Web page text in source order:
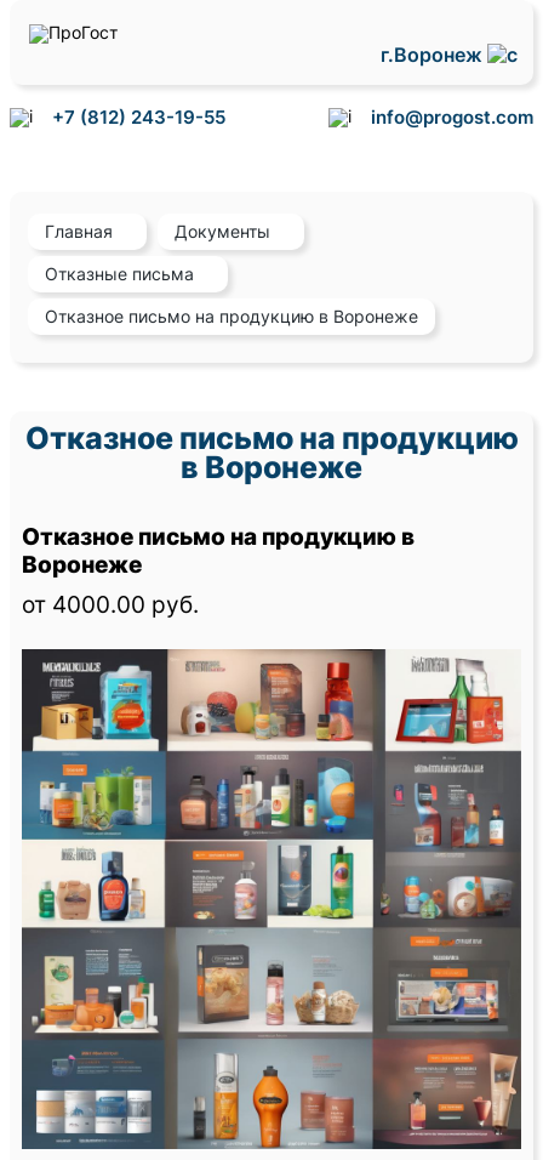
г.Воронеж
+7 (812) 243-19-55 info@progost.com
Главная Документы
Отказные письма
Отказное письмо на продукцию в Воронеже
Отказное письмо на продукцию
в Воронеже
Отказное письмо на продукцию в
Воронеже
от 4000.00 руб.